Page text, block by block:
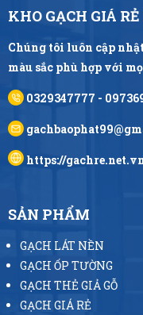
KHO GẠCH GIÁ
Chúng tôi luôn cập
màu sắc phù hợp với
0329347777 -
https://
SẢN PHẨM
GẠCH LÁT NỀN
GẠCH ỐP TƯỜNG
GẠCH THẺ GIẢ GỖ
GẠCH GIÁ RẺ